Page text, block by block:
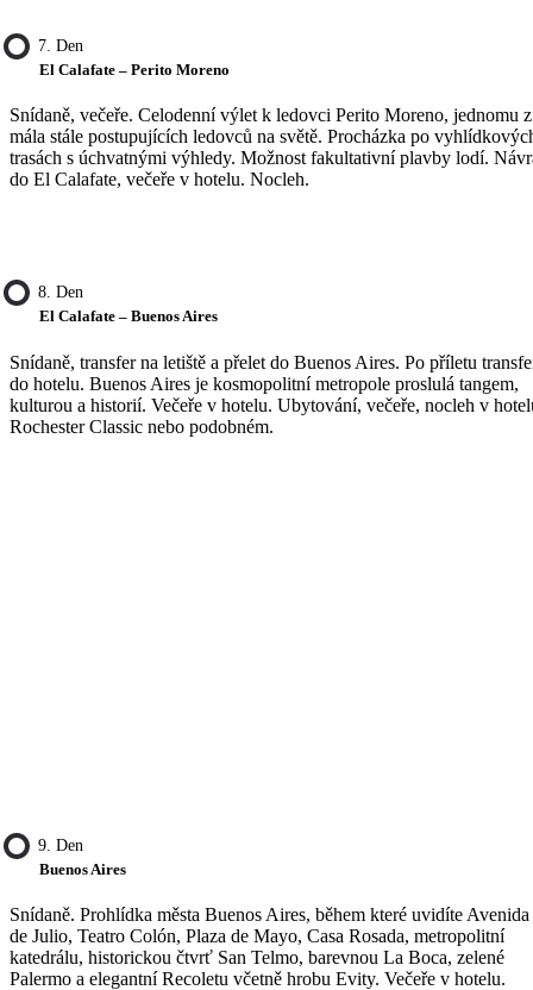
7. Den
El Calafate – Perito Moreno
Snídaně, večeře. Celodenní výlet k ledovci Perito Moreno, jednomu z
mála stále postupujících ledovců na světě. Procházka po
trasách s úchvatnými výhledy. Možnost fakultativní plavby lodí.
do El Calafate, večeře v hotelu. Nocleh.
8. Den
El Calafate – Buenos Aires
Snídaně, transfer na letiště a přelet do Buenos Aires. Po příletu
do hotelu. Buenos Aires je kosmopolitní metropole proslulá tangem,
kulturou a historií. Večeře v hotelu. Ubytování, večeře, nocleh v
Rochester Classic nebo podobném.
9. Den
Buenos Aires
Snídaně. Prohlídka města Buenos Aires, během které uvidíte Avenida
de Julio, Teatro Colón, Plaza de Mayo, Casa Rosada, metropolitní
katedrálu, historickou čtvrť San Telmo, barevnou La Boca, zelené
Palermo a elegantní Recoletu včetně hrobu Evity. Večeře v hotelu.